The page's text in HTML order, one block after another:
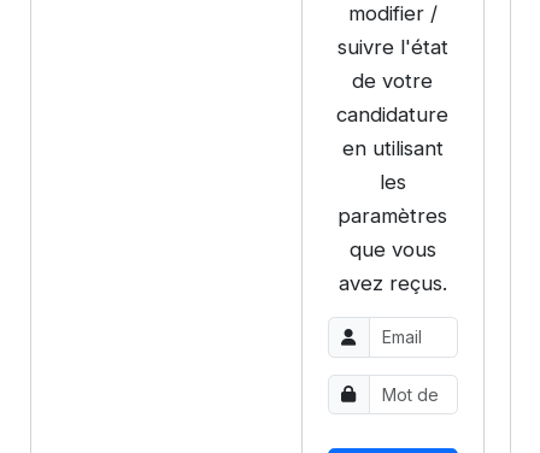
modifier /
suivre l'état
de votre
candidature
en utilisant
les
paramètres
que vous
avez reçus.